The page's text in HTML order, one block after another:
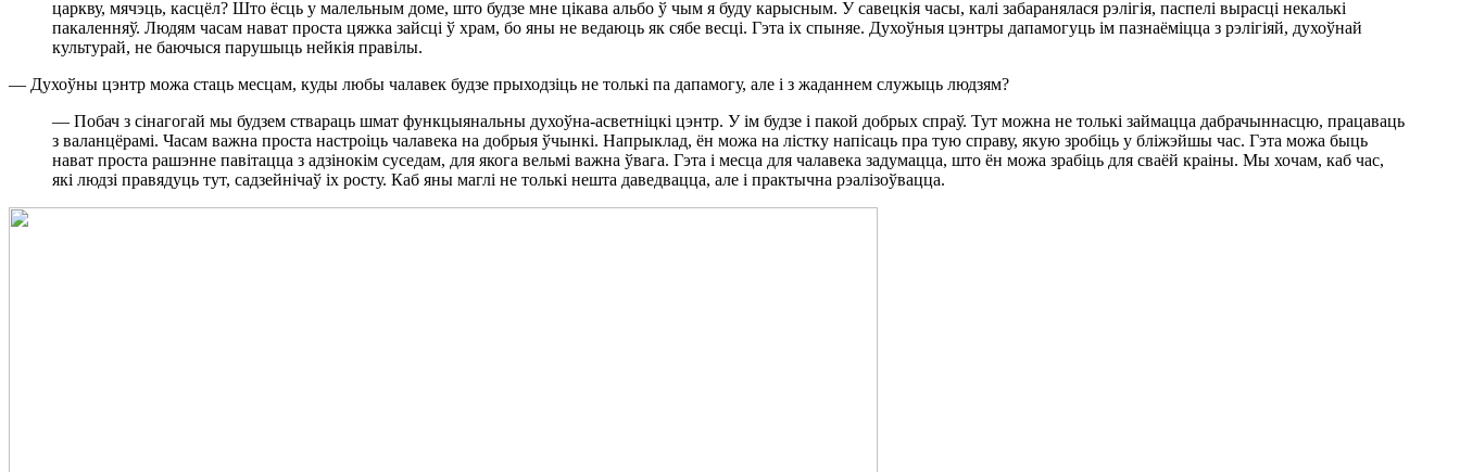
царкву, мячэць, касцёл? Што ёсць у малельным доме, што будзе мне цікава альбо ў чым я буду карысным. У савецкія часы, калі забаранялася рэлігія, паспелі вырасці некалькі
пакаленняў. Людям часам нават проста цяжка зайсці ў храм, бо яны не ведаюць як сябе весці. Гэта іх спыняе. Духоўныя цэнтры дапамогуць ім пазнаёміцца з рэлігіяй, духоўнай
культурай, не баючыся парушыць нейкія правілы.
— Духоўны цэнтр можа стаць месцам, куды любы чалавек будзе прыходзіць не толькі па дапамогу, але і з жаданнем служыць людзям?
— Побач з сінагогай мы будзем ствараць шмат функцыянальны духоўна-асветніцкі цэнтр. У ім будзе і пакой добрых спраў. Тут можна не толькі займацца дабрачыннасцю, працаваць
з валанцёрамі. Часам важна проста настроіць чалавека на добрыя ўчынкі. Напрыклад, ён можа на лістку напісаць пра тую справу, якую зробіць у бліжэйшы час. Гэта можа быць
нават проста рашэнне павітацца з адзінокім суседам, для якога вельмі важна ўвага. Гэта і месца для чалавека задумацца, што ён можа зрабіць для сваёй краіны. Мы хочам, каб час,
які людзі правядуць тут, садзейнічаў іх росту. Каб яны маглі не толькі нешта даведвацца, але і практычна рэалізоўвацца.